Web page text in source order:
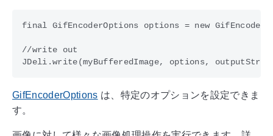
final GifEncoderOptions options = new
//write out
GifEncoderOptions は、特定のオプションを設定できま
す。